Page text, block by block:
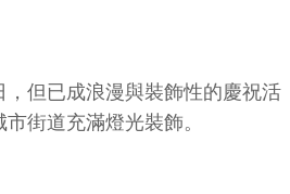
但已成浪漫與裝飾性的慶祝活
街道充滿燈光裝飾。